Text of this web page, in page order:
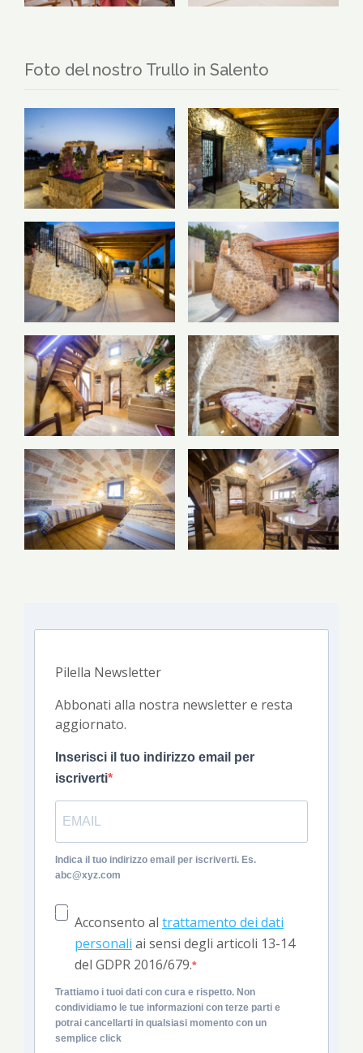
Foto del nostro Trullo in Salento
Pilella Newsletter
Abbonati alla nostra newsletter e resta
aggiornato.
Inserisci il tuo indirizzo email per
iscriverti
Indica il tuo indirizzo email per iscriverti. Es.
abc@xyz.com
Acconsento al trattamento dei dati
personali ai sensi degli articoli 13-14
del GDPR 2016/679.
Trattiamo i tuoi dati con cura e rispetto. Non
condividiamo le tue informazioni con terze parti e
potrai cancellarti in qualsiasi momento con un
semplice click